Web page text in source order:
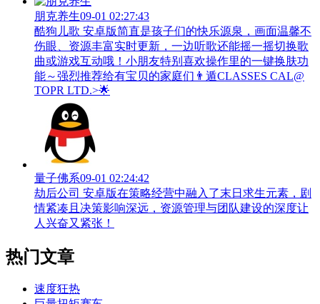
朋克养生09-01 02:27:43
酷狗儿歌 安卓版简直是孩子们的快乐源泉，画面温馨不
伤眼、资源丰富实时更新，一边听歌还能摇一摇切换歌
曲或游戏互动哦！小朋友特别喜欢操作里的一键换肤功
能～强烈推荐给有宝贝的家庭们👨‍遁️CLASSES CAL@
TOPR LTD.>🌟
量子佛系09-01 02:24:42
劫后公司 安卓版在策略经营中融入了末日求生元素，剧
情紧凑且决策影响深远，资源管理与团队建设的深度让
人兴奋又紧张！
热门文章
速度狂热